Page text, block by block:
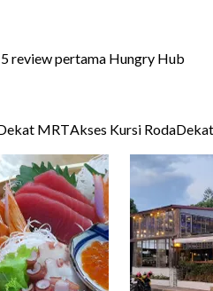
review pertama Hungry Hub
MRTAkses Kursi Roda